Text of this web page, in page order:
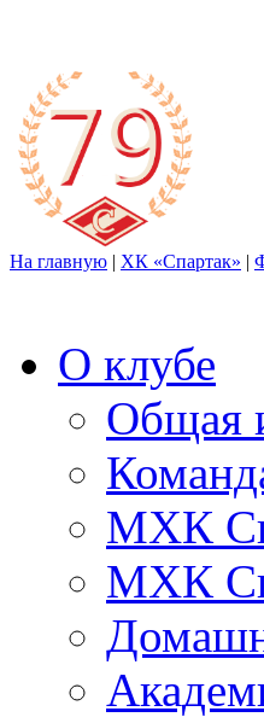
На главную | ХК «Спартак» |
О клубе
Общая
МХК
МХК